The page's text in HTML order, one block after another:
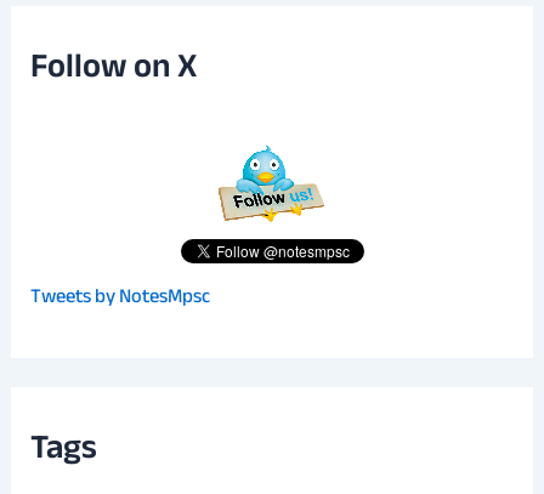
Follow on X
Tweets by NotesMpsc
Tags